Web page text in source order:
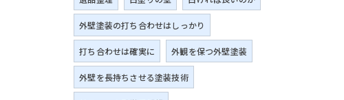
外壁塗装の打ち合わせはしっかり
打ち合わせは確実に 外観を保つ外壁塗装
外壁を長持ちさせる塗装技術